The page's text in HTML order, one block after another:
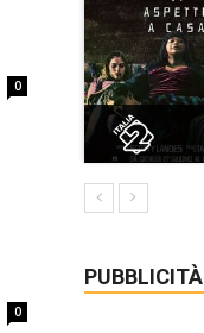
0
0
PUBBLICITÀ